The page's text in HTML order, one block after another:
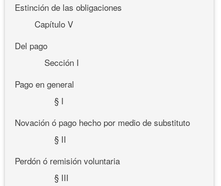
Estinción de las obligaciones
Capítulo V
Del pago
Sección I
Pago en general
§ I
Novación ó pago hecho por medio de substituto
§ II
Perdón ó remisión voluntaria
§ III